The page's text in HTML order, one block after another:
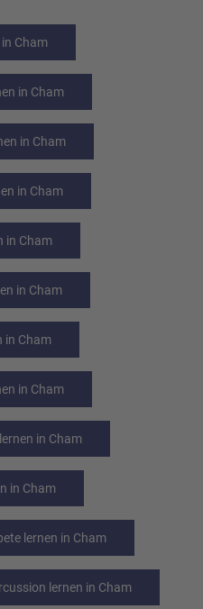
Cham
in Cham
in Cham
in Cham
in Cham
in Cham
in Cham
in Cham
in Cham
in Cham
lernen in Cham
lernen in Cham